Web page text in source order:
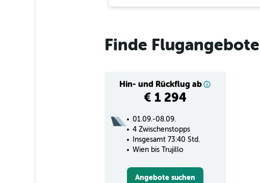
Finde
Hin- und Rückflug ab
€ 1 294
01.09.-08.09.
4 Zwischenstopps
Insgesamt 73:40 Std.
Wien bis Trujillo
Angebote suchen